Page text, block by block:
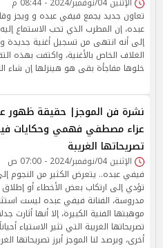
تعاون جديد يجمع فيفي عبده و ويجز
عبده، إن المطرب الذي تحب الاستماع
إلى أنه انتهى من تسجيل أغنية جديدة
الغلاف الخاص بالأغنية، واكتفت بهذه
خلوها مفاجأة بقى هو هينزلها إن شاء
نشرة فن الموجز| حقيقة ظهور
عزاء مصطفي فهمي وحكايات
تصريحاتها الغريبة
الإثنين 04/نوفمبر/2024 - 07:00 ص
فيفي عبده.. يتعرض الكثير من النجوم
تؤدي إلى ارتكاب بعض الأخطاء أو إطلاق
مدروسة، الفنانة فيفي عبده ليست
موهبتها الفنية الكبيرة، إلا أنها أثارت
تصريحاتها الغريبة التي تثير الاستياء
أخرى، ويرصد لنا الموجز أبرز تصريحاتها